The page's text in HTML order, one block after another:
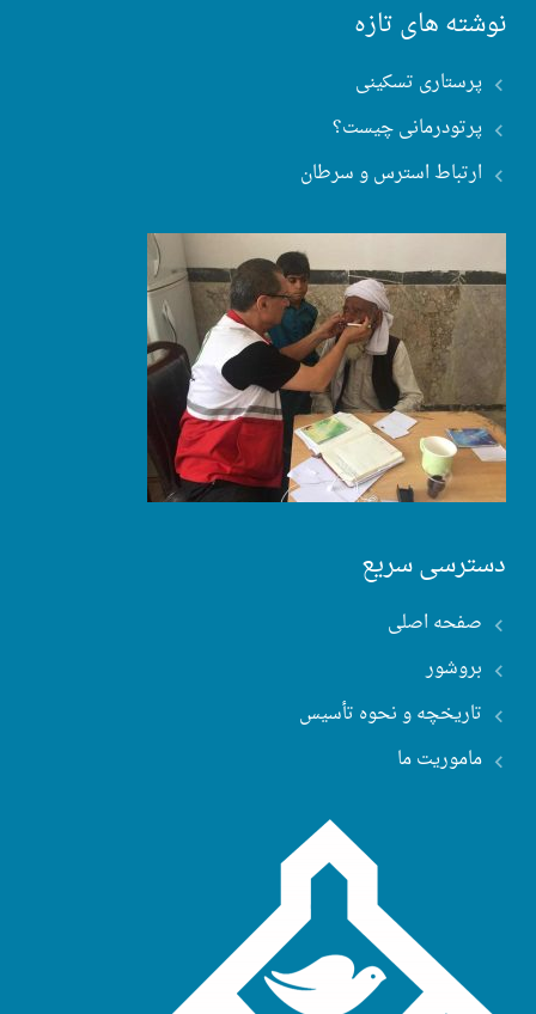
نوشته های تازه
پرستاری تسکینی
پرتودرمانی چیست؟
ارتباط استرس و سرطان
دسترسی سریع
صفحه اصلی
بروشور
تاریخچه و نحوه تأسیس
ماموریت ما